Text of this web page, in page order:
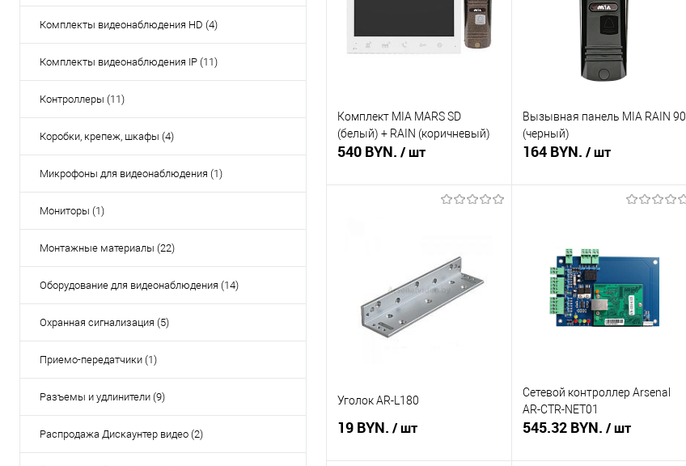
Комплекты видеонаблюдения HD (4)
Комплекты видеонаблюдения IP (11)
Контроллеры (11)
Коробки, крепеж, шкафы (4)
Микрофоны для видеонаблюдения (1)
Мониторы (1)
Монтажные материалы (22)
Оборудование для видеонаблюдения (14)
Охранная сигнализация (5)
Приемо-передатчики (1)
Разъемы и удлинители (9)
Распродажа Дискаунтер видео (2)
Недоступно
В избранное
Недоступно
Комплект MIA MARS SD
(белый) + RAIN (коричневый)
540 BYN. / шт
Сравнение
В избранное
Недоступно
Вызывная панель MIA RAIN 90
(черный)
164 BYN. / шт
Купить в 1 клик
Сравнение
В избранное
Недоступно
Уголок AR-L180
19 BYN. / шт
Сетевой контроллер Arsenal
AR-CTR-NET01
545.32 BYN. / шт